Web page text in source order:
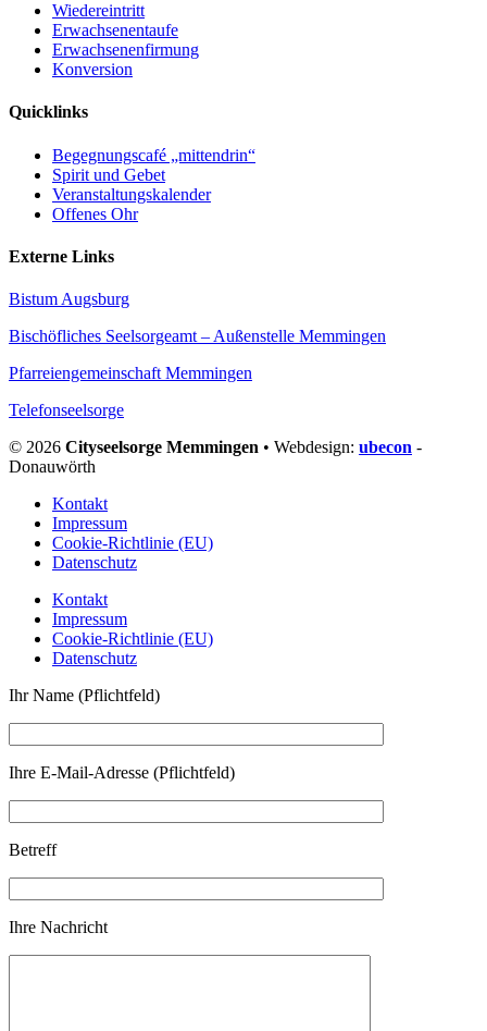
Wiedereintritt
Erwachsenentaufe
Erwachsenenfirmung
Konversion
Quicklinks
Begegnungscafé „mittendrin“
Spirit und Gebet
Veranstaltungskalender
Offenes Ohr
Externe Links
Bistum Augsburg
Bischöfliches Seelsorgeamt – Außenstelle Memmingen
Pfarreiengemeinschaft Memmingen
Telefonseelsorge
© 2026 Cityseelsorge Memmingen • Webdesign: ubecon -
Donauwörth
Kontakt
Impressum
Cookie-Richtlinie (EU)
Datenschutz
Kontakt
Impressum
Cookie-Richtlinie (EU)
Datenschutz
Ihr Name (Pflichtfeld)
Ihre E-Mail-Adresse (Pflichtfeld)
Betreff
Ihre Nachricht